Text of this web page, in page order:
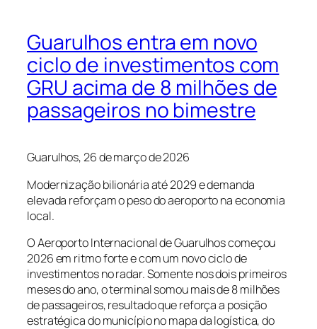
Guarulhos entra em novo
ciclo de investimentos com
GRU acima de 8 milhões de
passageiros no bimestre
Guarulhos, 26 de março de 2026
Modernização bilionária até 2029 e demanda
elevada reforçam o peso do aeroporto na economia
local.
O Aeroporto Internacional de Guarulhos começou
2026 em ritmo forte e com um novo ciclo de
investimentos no radar. Somente nos dois primeiros
meses do ano, o terminal somou mais de 8 milhões
de passageiros, resultado que reforça a posição
estratégica do município no mapa da logística, do